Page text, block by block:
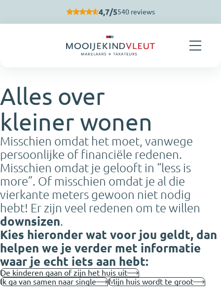
4,7/5540 reviews
Alles over
kleiner wonen
Misschien omdat het moet, vanwege
persoonlijke of financiële redenen.
Misschien omdat je gelooft in “less is
more”. Of misschien omdat je al die
vierkante meters gewoon niet nodig
hebt! Er zijn veel redenen om te willen
downsizen.
Kies hieronder wat voor jou geldt, dan
helpen we je verder met informatie
waar je echt iets aan hebt:
De kinderen gaan of zijn het huis uit
Ik ga van samen naar single
Mijn huis wordt te groot